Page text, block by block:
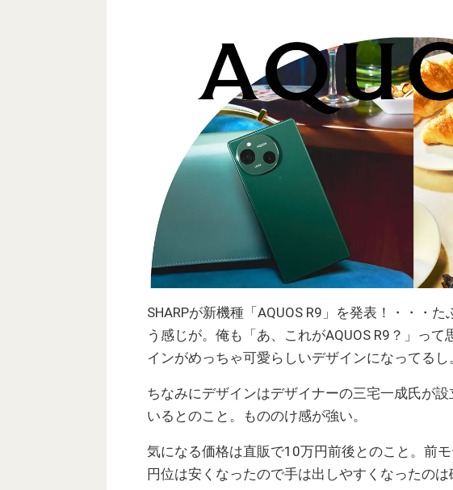
SHARPが新機種「AQUOS R9」を発表！・・・
う感じが。俺も「あ、これがAQUOS R9？」っ
インがめっちゃ可愛らしいデザインになってるし
ちなみにデザインはデザイナーの三宅一成氏が
いるとのこと。もののけ感が強い。
気になる価格は直販で10万円前後とのこと。前
円位は安くなったので手は出しやすくなったのは